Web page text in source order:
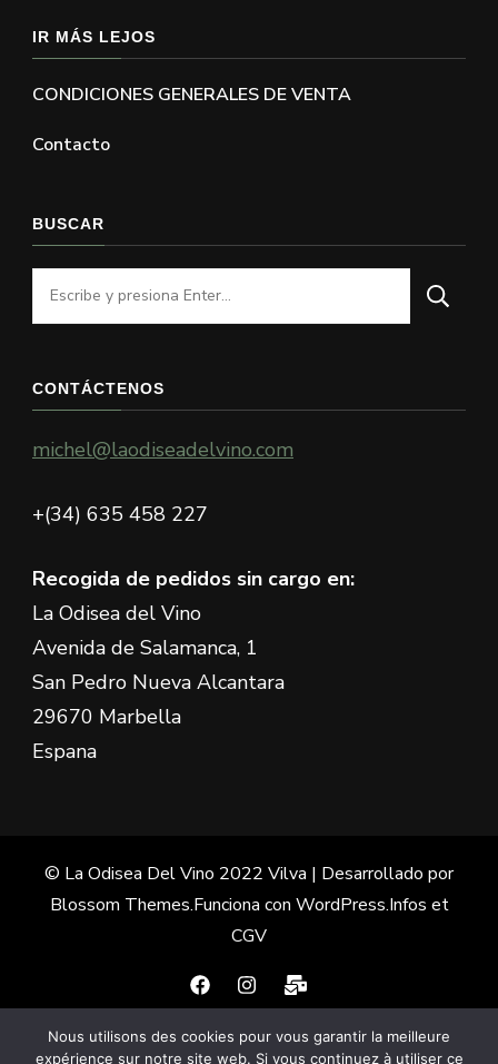
IR MÁS LEJOS
CONDICIONES GENERALES DE VENTA
Contacto
BUSCAR
¿Buscas
algo?
CONTÁCTENOS
michel@laodiseadelvino.com
+(34) 635 458 227
Recogida de pedidos sin cargo en:
La Odisea del Vino
Avenida de Salamanca, 1
San Pedro Nueva Alcantara
29670 Marbella
Espana
© La Odisea Del Vino 2022 Vilva | Desarrollado por
Blossom Themes.Funciona con WordPress.Infos et
CGV
Français(Francés) Español
Nous utilisons des cookies pour vous garantir la meilleure
expérience sur notre site web. Si vous continuez à utiliser ce